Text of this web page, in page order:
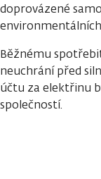
doprovázené
Běžnému
neuchrání před
účtu za elektřinu
společností.